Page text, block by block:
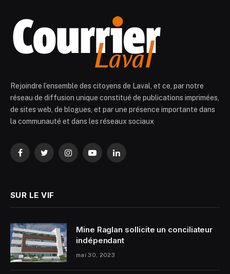
Rejoindre l’ensemble des citoyens de Laval, et ce, par notre
réseau de diffusion unique constitué de publications imprimées,
de sites web, de blogues, et par une présence importante dans
la communauté et dans les réseaux sociaux
FacebookTwitterInstagramYouTubeLinkedIn
SUR LE VIF
Mine Raglan sollicite un conciliateur
indépendant
mai 30, 2023